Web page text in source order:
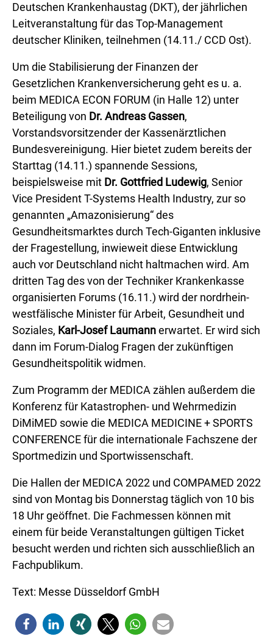
Deutschen Krankenhaustag (DKT), der jährlichen
Leitveranstaltung für das Top-Management
deutscher Kliniken, teilnehmen (14.11./ CCD Ost).
Um die Stabilisierung der Finanzen der
Gesetzlichen Krankenversicherung geht es u. a.
beim MEDICA ECON FORUM (in Halle 12) unter
Beteiligung von Dr. Andreas Gassen,
Vorstandsvorsitzender der Kassenärztlichen
Bundesvereinigung. Hier bietet zudem bereits der
Starttag (14.11.) spannende Sessions,
beispielsweise mit Dr. Gottfried Ludewig, Senior
Vice President T-Systems Health Industry, zur so
genannten „Amazonisierung“ des
Gesundheitsmarktes durch Tech-Giganten inklusive
der Fragestellung, inwieweit diese Entwicklung
auch vor Deutschland nicht haltmachen wird. Am
dritten Tag des von der Techniker Krankenkasse
organisierten Forums (16.11.) wird der nordrhein-
westfälische Minister für Arbeit, Gesundheit und
Soziales, Karl-Josef Laumannerwartet. Er wird sich
dann im Forum-Dialog Fragen der zukünftigen
Gesundheitspolitik widmen.
Zum Programm der MEDICA zählen außerdem die
Konferenz für Katastrophen- und Wehrmedizin
DiMiMED sowie die MEDICA MEDICINE + SPORTS
CONFERENCE für die internationale Fachszene der
Sportmedizin und Sportwissenschaft.
Die Hallen der MEDICA 2022 und COMPAMED 2022
sind von Montag bis Donnerstag täglich von 10 bis
18 Uhr geöffnet. Die Fachmessen können mit
einem für beide Veranstaltungen gültigen Ticket
besucht werden und richten sich ausschließlich an
Fachpublikum.
Text: Messe Düsseldorf GmbH